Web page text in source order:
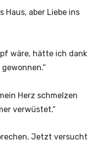
Haus, aber Liebe ins
wäre, hätte ich dank
Herz schmelzen
verwüstet.“
Jetzt versucht